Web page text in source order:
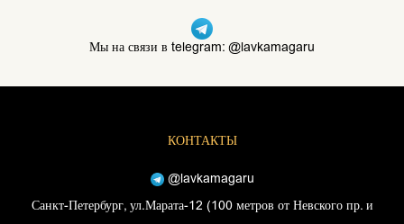
Мы на связи в telegram: @lavkamagaru
КОНТАКТЫ
@lavkamagaru
Санкт-Петербург, ул.Марата-12 (100 метров от Невского пр. и